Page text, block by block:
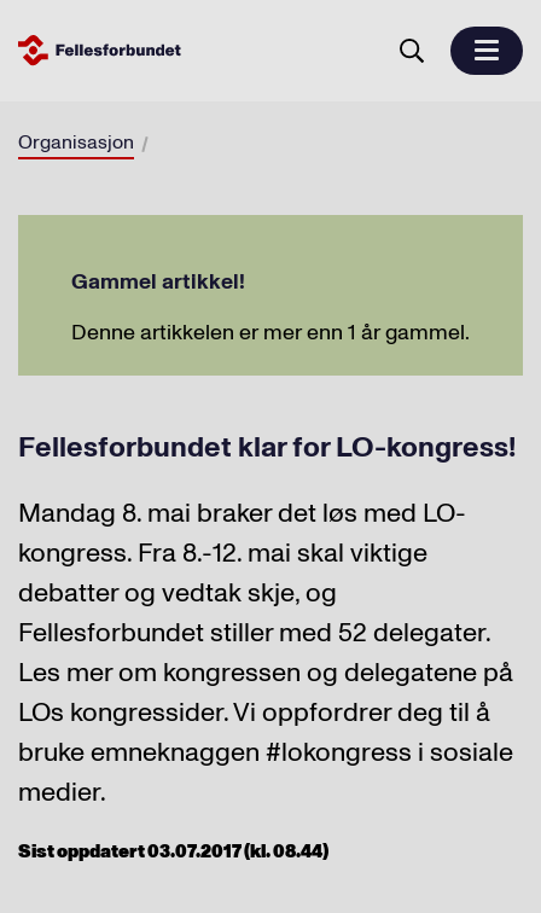
Organisasjon
Gammel artikkel!
Denne artikkelen er mer enn 1 år gammel.
Fellesforbundet klar for LO-kongress!
Mandag 8. mai braker det løs med LO-
kongress. Fra 8.-12. mai skal viktige
debatter og vedtak skje, og
Fellesforbundet stiller med 52 delegater.
Les mer om kongressen og delegatene på
LOs kongressider. Vi oppfordrer deg til å
bruke emneknaggen #lokongress i sosiale
medier.
Sist oppdatert 03.07.2017 (kl. 08.44)